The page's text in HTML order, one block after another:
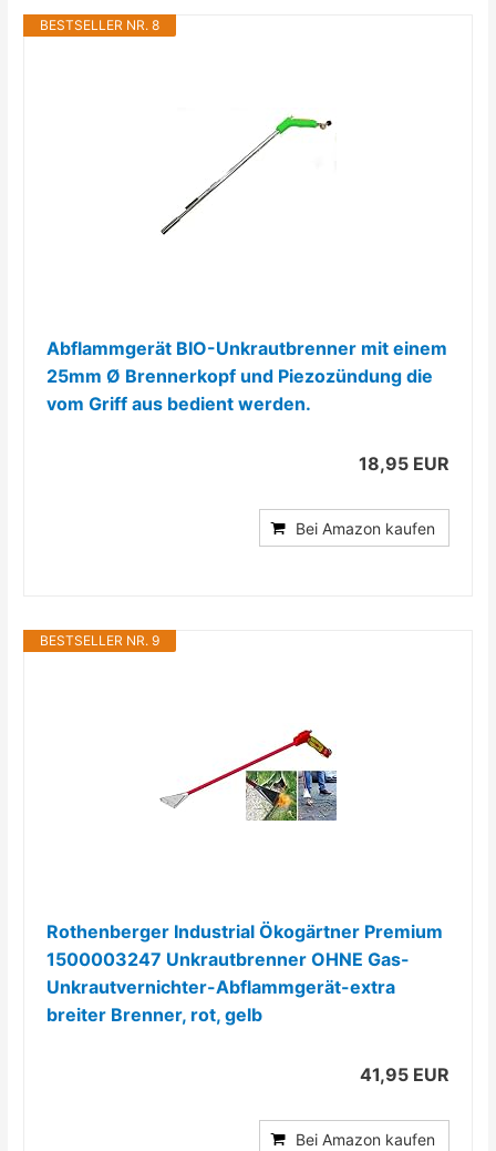
BESTSELLER NR. 8
Abflammgerät BIO-Unkrautbrenner mit einem
25mm Ø Brennerkopf und Piezozündung die
vom Griff aus bedient werden.
18,95 EUR
Bei Amazon kaufen
BESTSELLER NR. 9
Rothenberger Industrial Ökogärtner Premium
1500003247 Unkrautbrenner OHNE Gas-
Unkrautvernichter-Abflammgerät-extra
breiter Brenner, rot, gelb
41,95 EUR
Bei Amazon kaufen